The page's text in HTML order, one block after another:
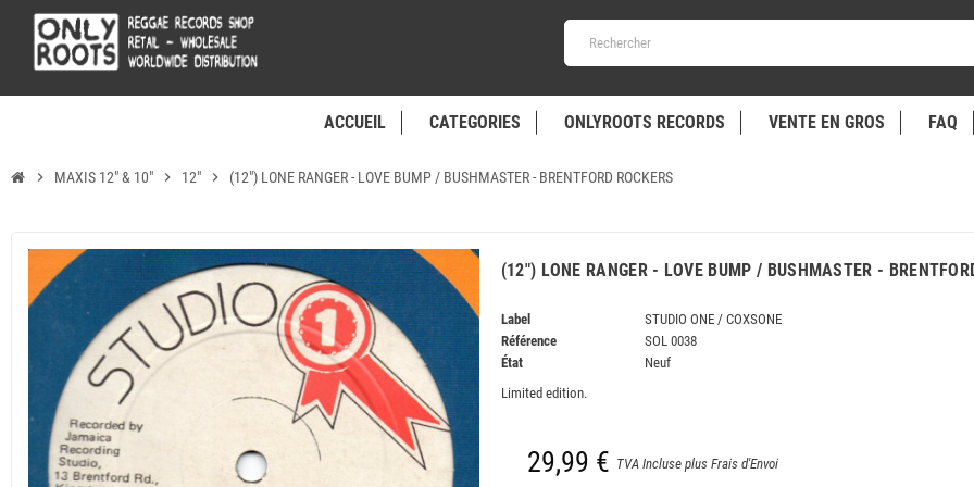
ACCUEIL CATEGORIES ONLYROOTS RECORDS VENTE EN GROS FAQ
chevron_right MAXIS 12" & 10" chevron_right 12" chevron_right (12") LONE RANGER - LOVE BUMP / BUSHMASTER - BRENTFORD ROCKERS
(12") LONE RANGER - LOVE BUMP / BUSHMASTER -
Label
STUDIO ONE / COXSONE
Référence
SOL 0038
État
Neuf
Limited edition.
29,99 € TVA Incluse plus Frais d'Envoi